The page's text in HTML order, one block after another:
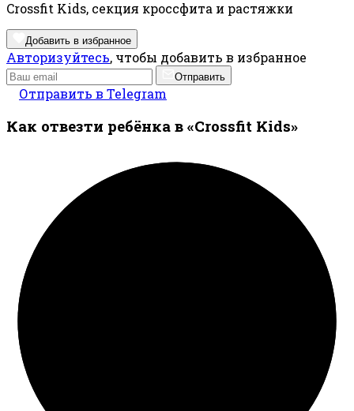
Crossfit Kids, секция кроссфита и растяжки
Добавить в избранное
Авторизуйтесь, чтобы добавить в избранное
Отправить
Отправить в Telegram
Как отвезти ребёнка в «Crossfit Kids»